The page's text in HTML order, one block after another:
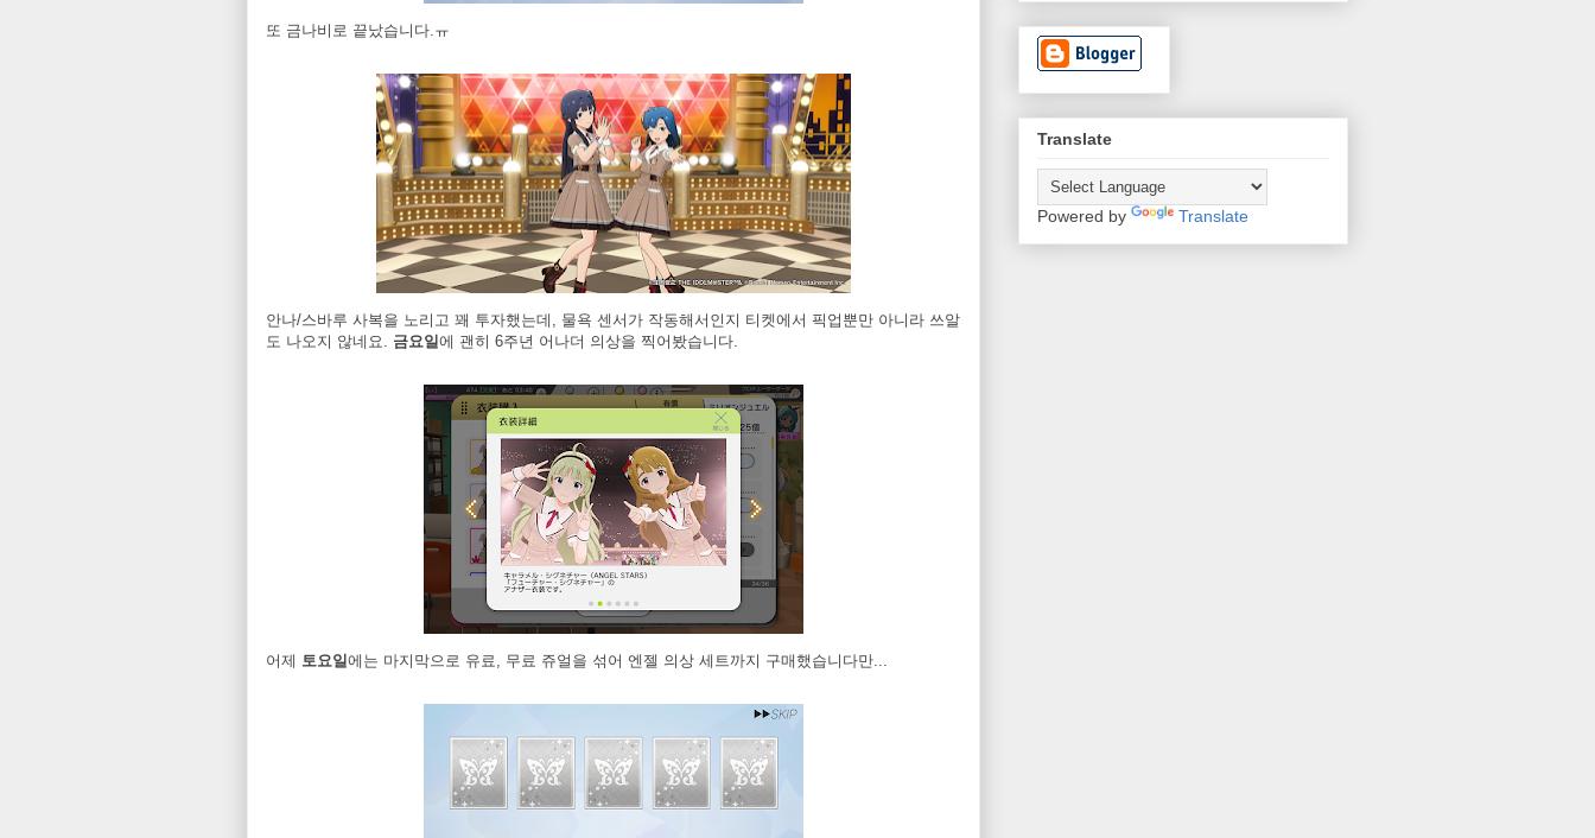
또 금나비로 끝났습니다.ㅠ
안나/스바루 사복을 노리고 꽤 투자했는데, 물욕 센서가 작동해서인지 티켓에서 픽업뿐만 아니라 쓰알
도 나오지 않네요. 금요일에 괜히 6주년 어나더 의상을 찍어봤습니다.
어제 토요일에는 마지막으로 유료, 무료 쥬얼을 섞어 엔젤 의상 세트까지 구매했습니다만...
Translate
Powered by Translate